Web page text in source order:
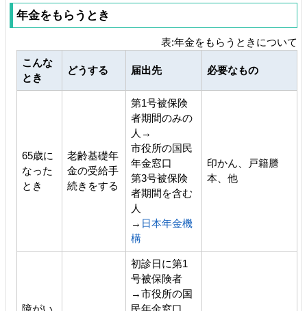
年金をもらうとき
表:年金をもらうときについて
こんな
とき
どうする 届出先 必要なもの
65歳に
なった
とき
老齢基礎年
金の受給手
続きをする
第1号被保険
者期間のみの
人→
市役所の国民
年金窓口
第3号被保険
者期間を含む
人
→ 日本年金機
構
印かん、戸籍謄
本、他
障がい
初診日に第1
号被保険者
→市役所の国
民年金窓口